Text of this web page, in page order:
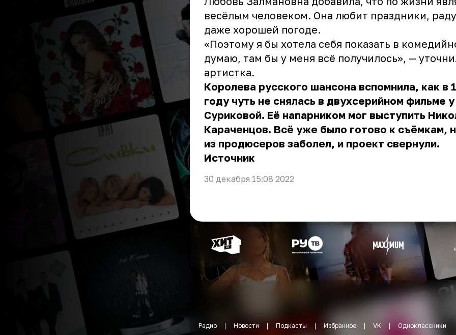
весёлым человеком. Она любит праздники,
даже хорошей погоде.
«Поэтому я бы хотела себя показать в
думаю, там бы у меня всё получилось», —
артистка.
Королева русского шансона вспомнила, как в
году чуть не снялась в двухсерийном фильме
Суриковой. Её напарником мог выступить
Караченцов. Всё уже было готово к съёмкам,
из продюсеров заболел, и проект свернули.
Источник
30 декабря 15:08 2022
Радио Новости Подкасты Избранное VK Одноклассники